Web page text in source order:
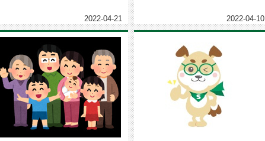
2022-04-21 2022-04-10